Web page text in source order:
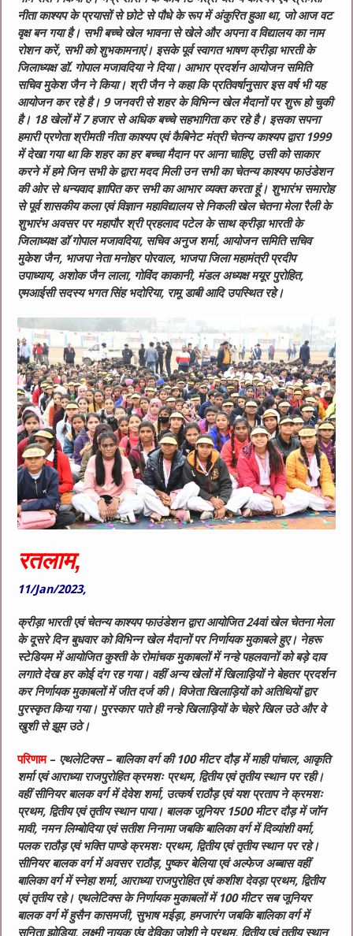
नीता काश्यप के प्रयासों से छोटे से पौधे के रूप में अंकुरित हुआ था, जो आज वट
वृक्ष बन गया है। सभी बच्चे खेल भावना से खेले और अपना व विद्यालय का नाम
रोशन करें, सभी को शुभकामनाएं। इसके पूर्व स्वागत भाषण क्रीड़ा भारती के
जिलाध्यक्ष डॉ. गोपाल मजावदिया ने दिया। आभार प्रदर्शन आयोजन समिति
सचिव मुकेश जैन ने किया। श्री जैन ने कहा कि प्रतिवर्षानुसार इस वर्ष भी यह
आयोजन कर रहे है। 9 जनवरी से शहर के विभिन्न खेल मैदानों पर शुरू हो चुकी
है। 18 खेलों में 7 हजार से अधिक बच्चे सहभागिता कर रहे है। इसका सपना
हमारी प्रणेता श्रीमती नीता काश्यप एवं कैबिनेट मंत्री चेतन्य काश्यप द्वारा 1999
में देखा गया था कि शहर का हर बच्चा मैदान पर आना चाहिए, उसी को साकार
करने में हमे जिन सभी के द्वारा मदद मिली उन सभी का चेतन्य काश्यप फाउंडेशन
की ओर से धन्यवाद ज्ञापित कर सभी का आभार व्यक्त करता हूं। शुभारंभ समारोह
से पूर्व शासकीय कला एवं विज्ञान महाविद्यालय से निकली खेल चेतना मेला रैली के
शुभारंभ अवसर पर महापौर श्री प्रहलाद पटेल के साथ क्रीड़ा भारती के
जिलाध्यक्ष डॉ गोपाल मजावदिया, सचिव अनुज शर्मा, आयोजन समिति सचिव
मुकेश जैन, भाजपा नेता मनोहर पोरवाल, भाजपा जिला महामंत्री प्रदीप
उपाध्याय, अशोक जैन लाला, गोविंद काकानी, मंडल अध्यक्ष मयूर पुरोहित,
एमआईसी सदस्य भगत सिंह भदोरिया, रामू डाबी आदि उपस्थित रहे।
रतलाम,
11/Jan/2023,
क्रीड़ा भारती एवं चेतन्य काश्यप फाउंडेशन द्वारा आयोजित 24वां खेल चेतना मेला
के दूसरे दिन बुधवार को विभिन्न खेल मैदानों पर निर्णायक मुकाबले हुए। नेहरू
स्टेडियम में आयोजित कुश्ती के रोमांचक मुकाबलों में नन्हे पहलवानों को बड़े दाव
लगाते देख हर कोई दंग रह गया। वहीं अन्य खेलों में खिलाड़ियों ने बेहतर प्रदर्शन
कर निर्णायक मुकाबलों में जीत दर्ज की। विजेता खिलाड़ियों को अतिथियों द्वार
पुरस्कृत किया गया। पुरस्कार पाते ही नन्हे खिलाड़ियों के चेहरे खिल उठे और वे
खुशी से झूम उठे।
परिणाम– एथलेटिक्स – बालिका वर्ग की 100 मीटर दौड़ में माही पांचाल, आकृति
शर्मा एवं आराध्या राजपुरोहित क्रमशः प्रथम, द्वितीय एवं तृतीय स्थान पर रही।
वहीं सीनियर बालक वर्ग में देवेश शर्मा, उत्कर्ष राठौड़ एवं यश प्रताप ने क्रमशः
प्रथम, द्वितीय एवं तृतीय स्थान पाया। बालक जूनियर 1500 मीटर दौड़ में जॉन
मावी, नमन लिम्बोदिया एवं सतीश निनामा जबकि बालिका वर्ग में दिव्यांशी वर्मा,
पलक राठौड़ एवं भक्ति पाण्डे क्रमशः प्रथम, द्वितीय एवं तृतीय स्थान पर रहे।
सीनियर बालक वर्ग में अवसर राठौड़, पुष्कर बेलिया एवं अल्फेज अब्बास वहीं
बालिका वर्ग में स्नेहा शर्मा, आराध्या राजपुरोहित एवं कशीश देवड़ा प्रथम, द्वितीय
एवं तृतीय रहे। एथलेटिक्स के निर्णायक मुकाबलों में 100 मीटर सब जूनियर
बालक वर्ग में हुसैन कासमजी, सुभाष मईड़ा, हमजारंग जबकि बालिका वर्ग में
सुनिता झोड़िया, लक्ष्मी नायक एंव देविका जोशी ने प्रथम, द्वितीय एवं तृतीय स्थान